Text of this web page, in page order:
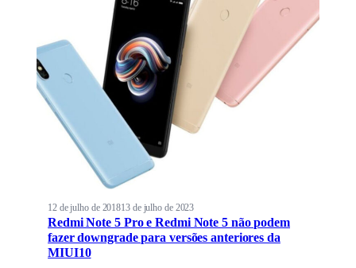
12 de julho de 201813 de julho de 2023
Redmi Note 5 Pro e Redmi Note 5 não podem
fazer downgrade para versões anteriores da
MIUI10